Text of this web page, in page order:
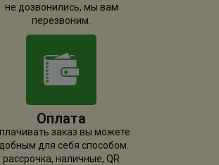
не дозвонились, мы вам
перезвоним.
Оплата
заказ вы можете
для себя способом.
рассрочка, наличные, QR